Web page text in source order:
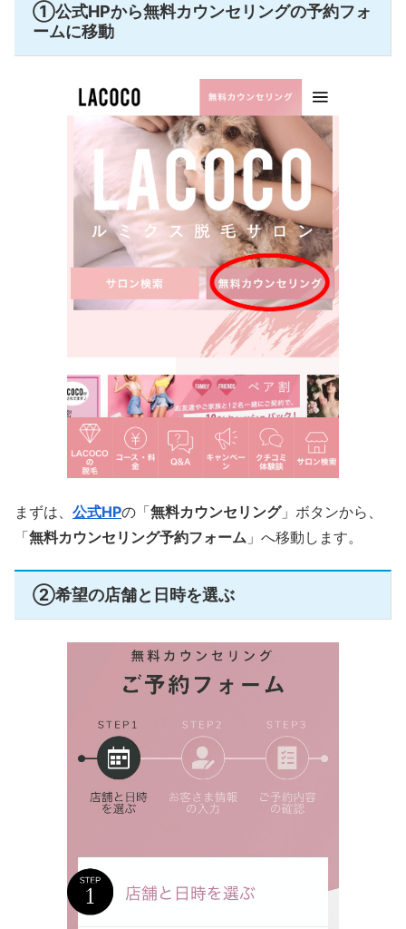
①公式HPから無料カウンセリングの予約フォ
ームに移動
まずは、 公式HPの「無料カウンセリング」ボタンから、
「無料カウンセリング予約フォーム 」へ移動します。
②希望の店舗と日時を選ぶ